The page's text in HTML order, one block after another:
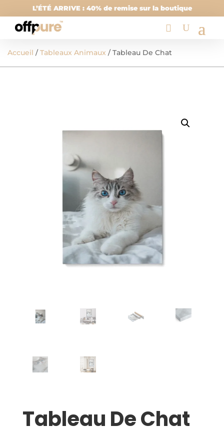
L’ÉTÉ ARRIVE : 40% de remise sur la boutique
Accueil /Tableaux Animaux / Tableau De Chat
Tableau De Chat